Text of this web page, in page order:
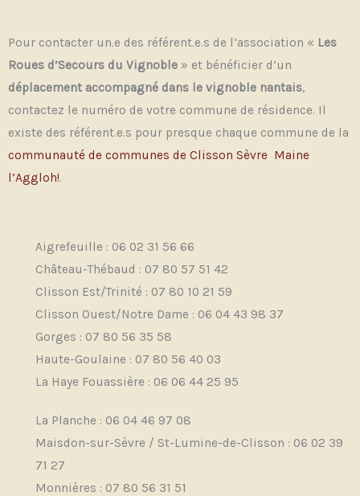
Pour contacter un.e des référent.e.s de l’association « Les
Roues d’Secours du Vignoble » et bénéficier d’un
déplacement accompagné dans le vignoble nantais,
contactez le numéro de votre commune de résidence. Il
existe des référent.e.s pour presque chaque commune de la
communauté de communes de Clisson Sèvre Maine
l’Aggloh!.
Aigrefeuille : 06 02 31 56 66
Château-Thébaud : 07 80 57 51 42
Clisson Est/Trinité : 07 80 10 21 59
Clisson Ouest/Notre Dame : 06 04 43 98 37
Gorges : 07 80 56 35 58
Haute-Goulaine : 07 80 56 40 03
La Haye Fouassière : 06 06 44 25 95
La Planche : 06 04 46 97 08
Maisdon-sur-Sèvre / St-Lumine-de-Clisson : 06 02 39
71 27
Monnières : 07 80 56 31 51